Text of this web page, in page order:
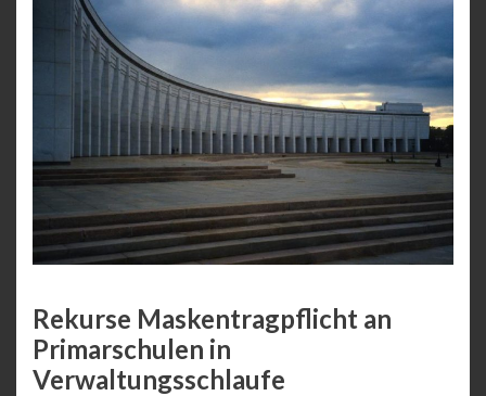
Rekurse Maskentragpflicht an
Primarschulen in
Verwaltungsschlaufe